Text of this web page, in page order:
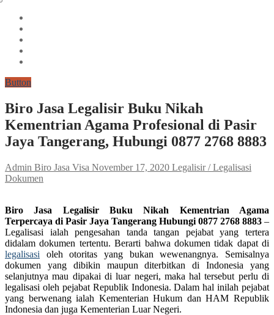
Button
Biro Jasa Legalisir Buku Nikah
Kementrian Agama Profesional di Pasir
Jaya Tangerang, Hubungi 0877 2768 8883
Admin Biro Jasa Visa November 17, 2020 Legalisir / Legalisasi
Dokumen
Biro Jasa Legalisir Buku Nikah Kementrian Agama
Terpercaya di Pasir Jaya Tangerang Hubungi 0877 2768 8883 –
Legalisasi ialah pengesahan tanda tangan pejabat yang tertera
didalam dokumen tertentu. Berarti bahwa dokumen tidak dapat di
legalisasi oleh otoritas yang bukan wewenangnya. Semisalnya
dokumen yang dibikin maupun diterbitkan di Indonesia yang
selanjutnya mau dipakai di luar negeri, maka hal tersebut perlu di
legalisasi oleh pejabat Republik Indonesia. Dalam hal inilah pejabat
yang berwenang ialah Kementerian Hukum dan HAM Republik
Indonesia dan juga Kementerian Luar Negeri.